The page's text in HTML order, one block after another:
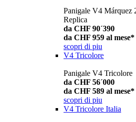
Panigale V4 Márquez
Replica
da CHF 90´390
da CHF 959 al mese*
scopri di piu
V4 Tricolore
Panigale V4 Tricolore
da CHF 56´000
da CHF 589 al mese*
scopri di piu
V4 Tricolore Italia